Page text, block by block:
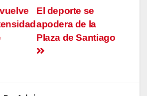
El deporte se
apodera de la
Plaza de Santiago